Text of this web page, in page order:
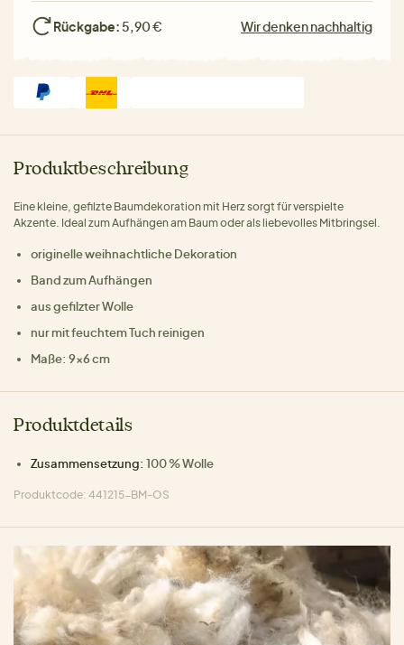
Rückgabe: 5,90 € Wir denken nachhaltig
Produktbeschreibung
Eine kleine, gefilzte Baumdekoration mit Herz sorgt für verspielte
Akzente. Ideal zum Aufhängen am Baum oder als liebevolles Mitbringsel.
originelle weihnachtliche Dekoration
Band zum Aufhängen
aus gefilzter Wolle
nur mit feuchtem Tuch reinigen
Maße: 9×6 cm
Produktdetails
Zusammensetzung: 100 % Wolle
Produktcode: 441215-BM-OS